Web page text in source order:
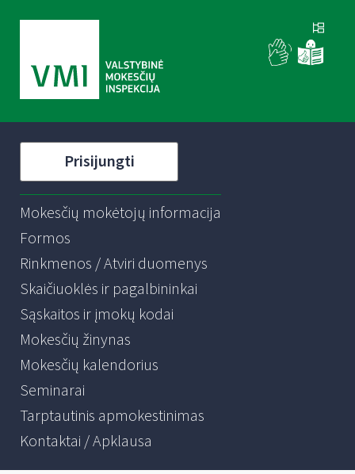
Prisijungti
Mokesčių mokėtojų informacija
Formos
Rinkmenos / Atviri duomenys
Skaičiuoklės ir pagalbininkai
Sąskaitos ir įmokų kodai
Mokesčių žinynas
Mokesčių kalendorius
Seminarai
Tarptautinis apmokestinimas
Kontaktai / Apklausa